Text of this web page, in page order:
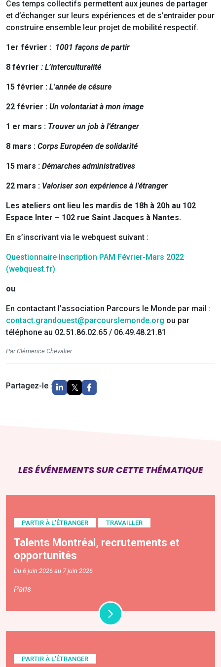
Ces temps collectifs permettent aux jeunes de partager
et d’échanger sur leurs expériences et de s’entraider pour
construire ensemble leur projet de mobilité respectif.
1er février : 1001 façons de partir
8 février : L’interculturalité
15 février : L’année de césure
22 février : Un volontariat à mon image
1 er mars : Trouver un job à l’étranger
8 mars : Corps Européen de solidarité
15 mars : Démarches administratives
22 mars : Valoriser son expérience à l’étranger
Les ateliers ont lieu les mardis de 18h à 20h au 102
Espace Inter – 102 rue Saint Jacques à Nantes.
En s’inscrivant via le webquest suivant :
Questionnaire Inscription PAM Février-Mars 2022
(webquest.fr)
ou
En contactant l’association Parcours le Monde par mail :
contact.grandouest@parcourslemonde.org ou par
téléphone au 02.51.86.02.65 / 06.49.48.21.81
Par Clémence Chevalier
Partagez-le :
LES ÉVÉNEMENTS SUR CETTE THÉMATIQUE
PARTIR À L'ÉTRANGER TRAVAILLER
Talents Montréal, recrutements et
opportunités
Du 6 juin 2026 au 7 juin 2026
Paris
PARTIR À L'ÉTRANGER